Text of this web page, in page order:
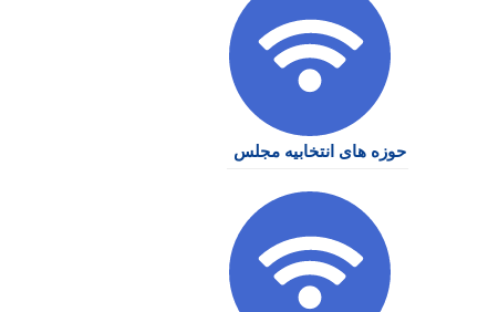
حوزه های انتخابیه مجلس